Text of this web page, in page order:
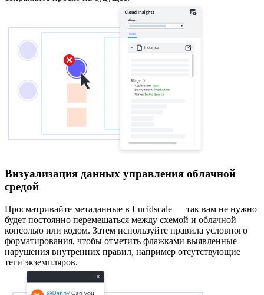
Визуализация данных управления облачной
средой
Просматривайте метаданные в Lucidscale — так вам не нужно
будет постоянно перемещаться между схемой и облачной
консолью или кодом. Затем используйте правила условного
форматирования, чтобы отметить флажками выявленные
нарушения внутренних правил, например отсутствующие
теги экземпляров.